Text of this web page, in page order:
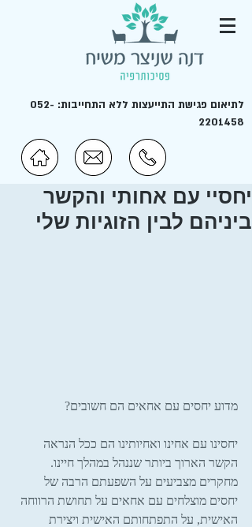
לתיאום פגישת התייעצות ללא התחייבות: 052-
2201458
יחסיי עם אחותי והקשר
ביניהם לבין הזוגיות שלי
מדוע יחסים עם אחאים הם חשובים?
יחסינו עם אחינו ואחיותינו הם ככל הנראה
הקשר הארוך ביותר שננהל במהלך חיינו.
מחקרים מצביעים על השפעתם הרבה של
יחסים מוצלחים עם אחאים על תחושת הרווחה
האישית, על התפתחותם האישית ויצירת